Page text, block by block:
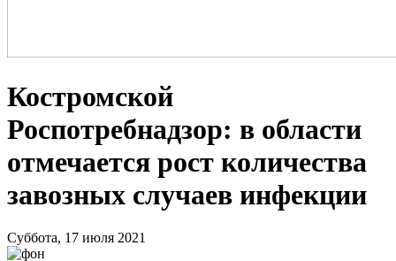
Костромской
Роспотребнадзор: в области
отмечается рост количества
завозных случаев инфекции
Суббота, 17 июля 2021